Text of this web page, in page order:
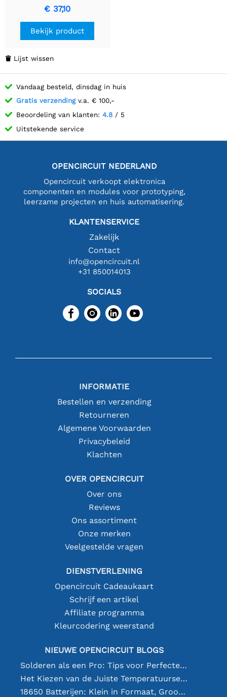
Consistente Warmte
€ 37,10
Bekijk product
 Lijst wissen
Vandaag besteld, dinsdag in huis
Gratis verzendingv.a. € 100,-
Beoordeling van klanten: 4.8 / 5
Uitstekende service
OPENCIRCUIT NEDERLAND
Opencircuit verkoopt elektronica
componenten en modules voor prototyping,
leerzame projecten en huis automatisering.
KLANTENSERVICE
Zakelijk
Contact
info@opencircuit.nl
+31 850014013
SOCIALS
INFORMATIE
Bestellen en verzending
Retourneren
Algemene Voorwaarden
Privacybeleid
Klachten
OVER OPENCIRCUIT
Over ons
Reviews
Ons assortiment
Onze merken
Veelgestelde vragen
DIENSTVERLENING
Opencircuit Cadeaukaart
Schrijf een artikel
Affiliate programma
Kleurcodering weerstand
NIEUWE OPENCIRCUIT BLOGS
Solderen als een Pro: Tips voor Perfecte Elektronische Verbindingen
Het Kiezen van de Juiste Temperatuursensor [youtube]
18650 Batterijen: Klein in Formaat, Groot in Prestatie